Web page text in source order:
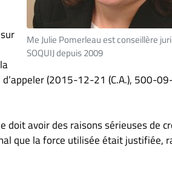
Me Julie Pomerleau est conseillère
SOQUIJ depuis 2009
d’appeler (2015-12-21 (C.A.), 500-
doit avoir des raisons sérieuses de
que la force utilisée était justifiée,